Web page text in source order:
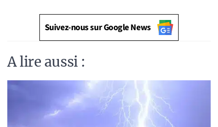
Suivez-nous sur Google News
A lire aussi :